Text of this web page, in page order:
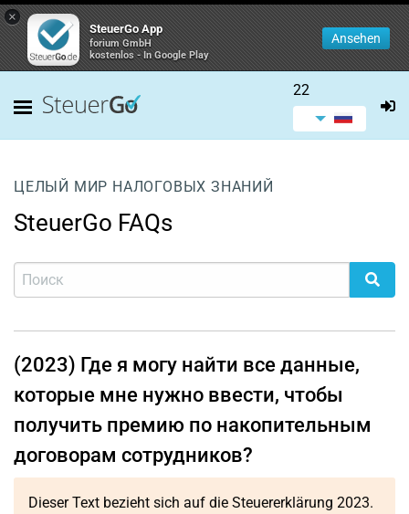
×
SteuerGo App
forium GmbH
kostenlos - In Google Play
Ansehen
22
ЦЕЛЫЙ МИР НАЛОГОВЫХ ЗНАНИЙ
SteuerGo FAQs
(2023) Где я могу найти все данные,
которые мне нужно ввести, чтобы
получить премию по накопительным
договорам сотрудников?
Dieser Text bezieht sich auf die Steuererklärung 2023.